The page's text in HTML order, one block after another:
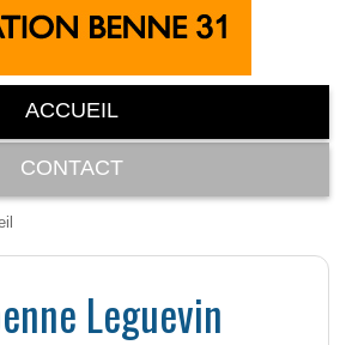
ACCUEIL
CONTACT
Leguevin